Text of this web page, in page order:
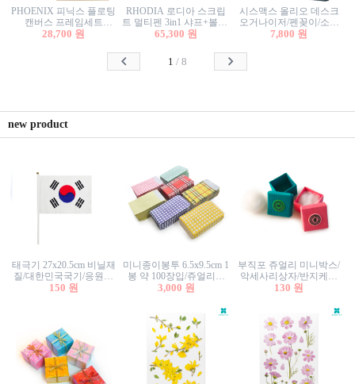
PHOENIX 피닉스 플로팅
캔버스 프레임세트
50x50cm/액자캔버스/인테
28,700 원
RHODIA 로디아 스크립
트 멀티펜 3in1 샤프+볼펜/
무광택 알루미늄 육각배
65,300 원
시스맥스 올리오 데스크
오거나이저/펜꽂이/소품
꽂이/소품함/정리함/수납
7,800 원
1 / 8
new product
태극기 27x20.5cm 비닐재
질/대한민국국기/응원깃
발/행사깃발
150 원
미니종이봉투 6.5x9.5cm 1
봉 약 100장입/쥬얼리봉
투/증명사진봉투/악세사
3,000 원
부직포 쥬얼리 미니박스/
악세사리상자/반지케이
스/반지상자/귀걸이상자/
130 원